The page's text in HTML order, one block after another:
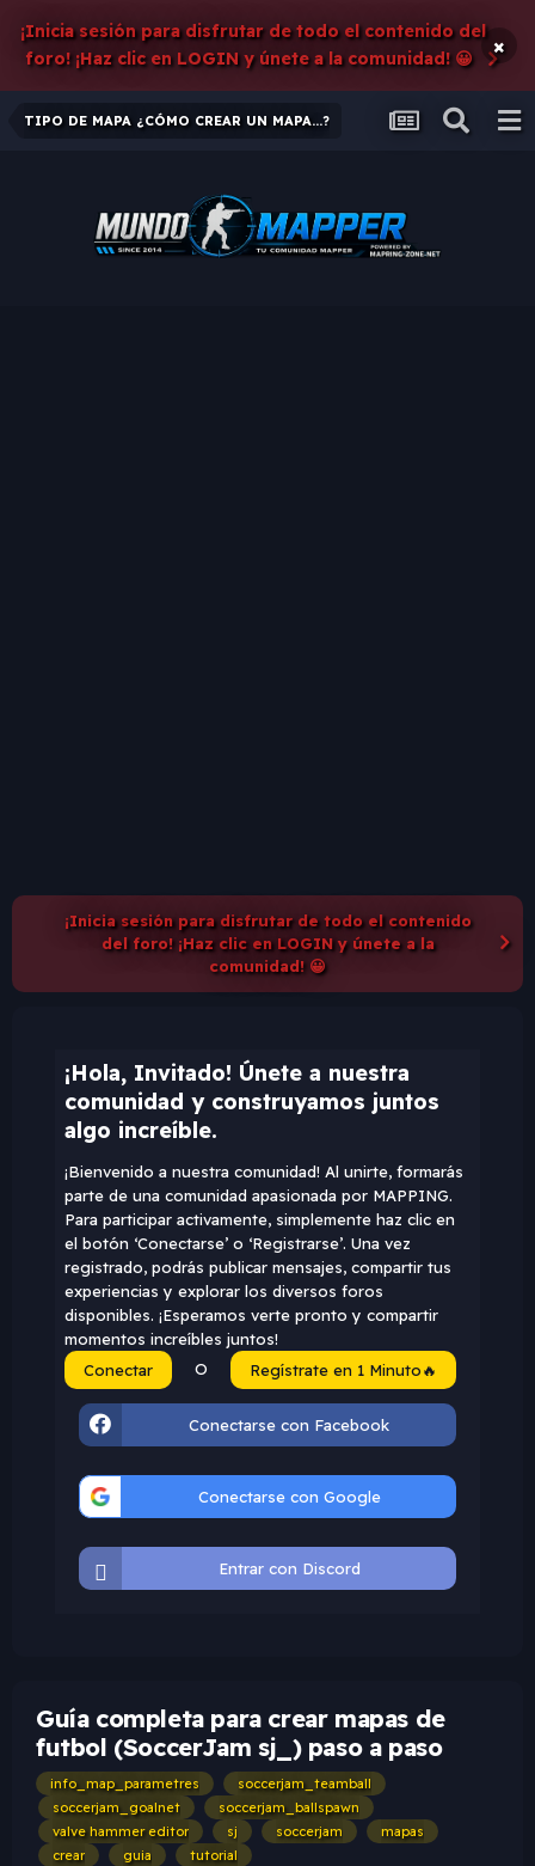
¡Inicia sesión para disfrutar de todo el contenido del
foro! ¡Haz clic en LOGIN y únete a la comunidad! 😀
×
TIPO DE MAPA ¿CÓMO CREAR UN MAPA...?
¡Inicia sesión para disfrutar de todo el contenido
del foro! ¡Haz clic en LOGIN y únete a la
comunidad! 😀
¡Hola, Invitado! Únete a nuestra
comunidad y construyamos juntos
algo increíble.
¡Bienvenido a nuestra comunidad! Al unirte, formarás
parte de una comunidad apasionada por MAPPING.
Para participar activamente, simplemente haz clic en
el botón ‘Conectarse’ o ‘Registrarse’. Una vez
registrado, podrás publicar mensajes, compartir tus
experiencias y explorar los diversos foros
disponibles. ¡Esperamos verte pronto y compartir
momentos increíbles juntos!
Conectar
O Regístrate en 1 Minuto🔥
Conectarse con Facebook
Conectarse con Google
Entrar con Discord
Guía completa para crear mapas de
futbol (SoccerJam sj_) paso a paso
info_map_parametres
soccerjam_teamball
soccerjam_goalnet
soccerjam_ballspawn
valve hammer editor
sj soccerjam
mapas
crear
guia tutorial